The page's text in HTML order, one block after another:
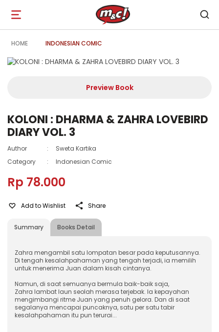
Open
navigation
HOME INDONESIAN COMIC
Preview Book
KOLONI : DHARMA & ZAHRA LOVEBIRD
DIARY VOL. 3
Author :
Sweta Kartika
Category
: Indonesian Comic
Rp 78.000
Summary Books Detail
Add to Wishlist Share
Zahra mengambil satu lompatan besar pada keputusannya.
Di tengah kesalahpahaman yang tengah terjadi, ia memilih
untuk menerima Juan dalam kisah cintanya.
Namun, di saat semuanya bermula baik-baik saja,
Zahra lambat laun seolah merasa terjebak. Ia kepayahan
mengimbangi ritme Juan yang penuh gelora. Dan di saat
segalanya mencapai puncaknya, satu per satu tabir
kesalahpahaman itu pun terurai...